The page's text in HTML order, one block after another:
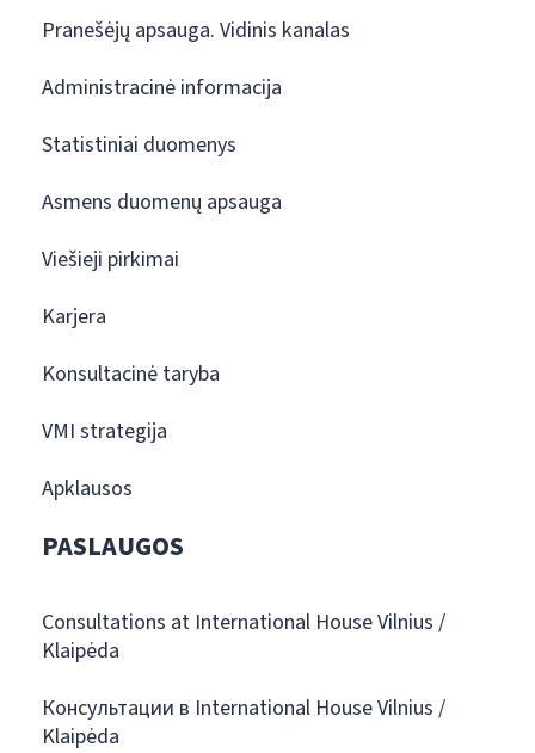
Pranešėjų apsauga. Vidinis kanalas
Administracinė informacija
Statistiniai duomenys
Asmens duomenų apsauga
Viešieji pirkimai
Karjera
Konsultacinė taryba
VMI strategija
Apklausos
PASLAUGOS
Consultations at International House Vilnius /
Klaipėda
Консультации в International House Vilnius /
Klaipėda